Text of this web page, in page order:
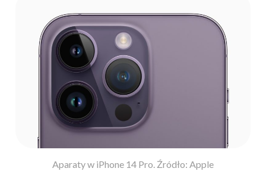
Aparaty w iPhone 14 Pro. Źródło: Apple